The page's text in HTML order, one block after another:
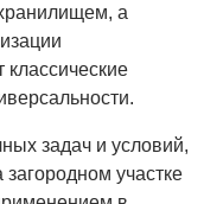
а
классические
задач и условий,
участке